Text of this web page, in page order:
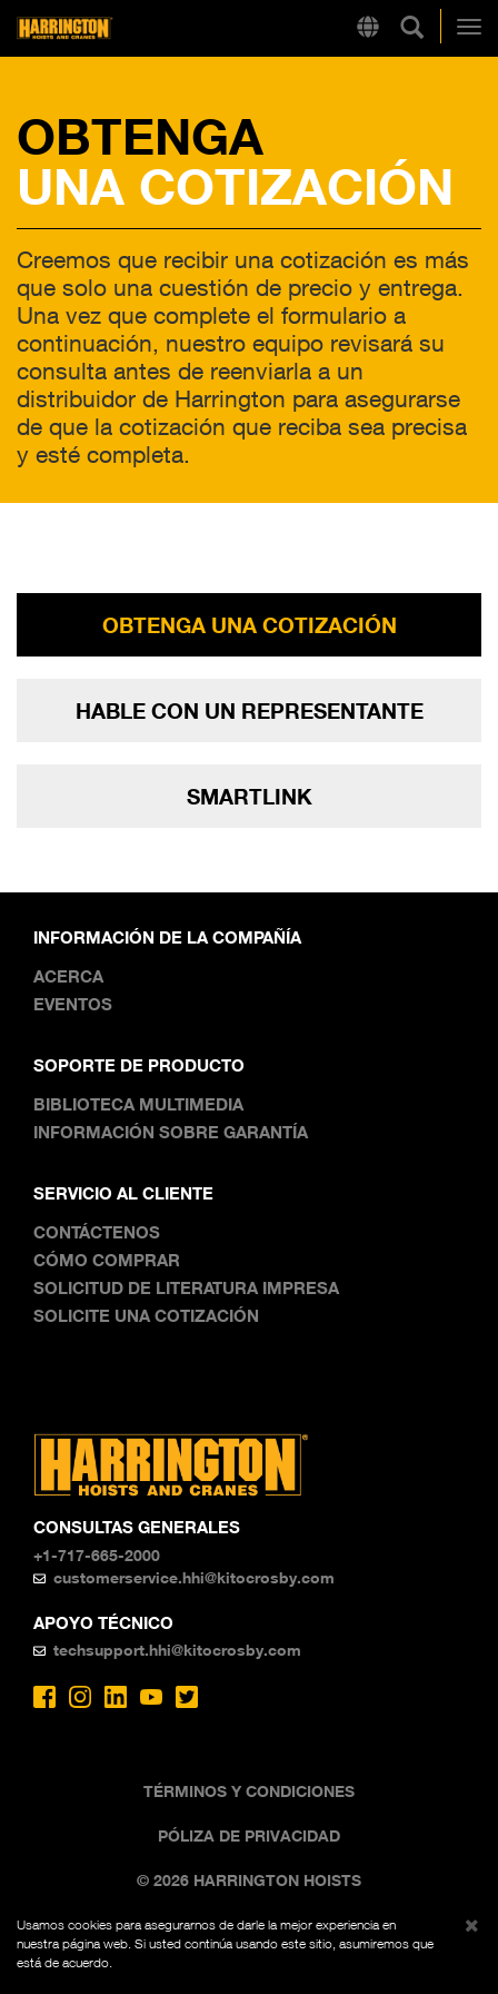
RegionHarrington
LINKS RÁPIDOS
OBTENGA
UNA COTIZACIÓN
Creemos que recibir una cotización es más
que solo una cuestión de precio y entrega.
Una vez que complete el formulario a
continuación, nuestro equipo revisará su
consulta antes de reenviarla a un
distribuidor de Harrington para asegurarse
de que la cotización que reciba sea precisa
y esté completa.
OBTENGA UNA COTIZACIÓN
HABLE CON UN REPRESENTANTE
SMARTLINK
CONSULTAS GENERALES
+1-717-665-2000
customerservice.hhi@kitocrosby.com
APOYO TÉCNICO
techsupport.hhi@kitocrosby.com
INFORMACIÓN DE LA COMPAÑÍA
ACERCA
EVENTOS
SOPORTE DE PRODUCTO
BIBLIOTECA MULTIMEDIA
INFORMACIÓN SOBRE GARANTÍA
SERVICIO AL CLIENTE
CONTÁCTENOS
CÓMO COMPRAR
SOLICITUD DE LITERATURA IMPRESA
SOLICITE UNA COTIZACIÓN
© 2026 HARRINGTON HOISTS
TÉRMINOS Y CONDICIONES
PÓLIZA DE PRIVACIDAD
La imagen comercial negra y amarilla es una marca
registrada de Kito, Fed. Reg. No. 7,342,071. Todos los
Usamos cookies para asegurarnos de darle la mejor experiencia en
nuestra página web. Si usted continúa usando este sitio, asumiremos que
está de acuerdo.